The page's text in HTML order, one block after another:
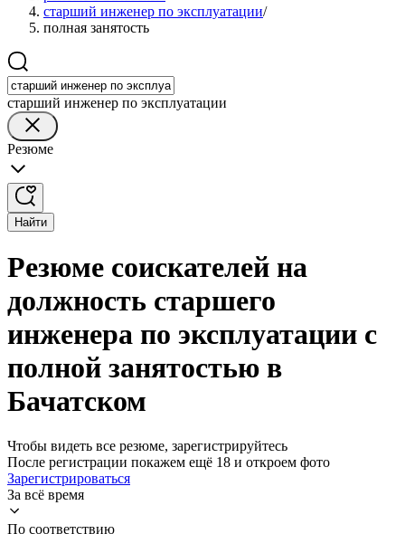
старший инженер по эксплуатации/
полная занятость
старший инженер по эксплуатации
Резюме
Найти
Резюме соискателей на
должность старшего
инженера по эксплуатации с
полной занятостью в
Бачатском
Чтобы видеть все резюме, зарегистрируйтесь
После регистрации покажем ещё 18 и откроем фото
Зарегистрироваться
За всё время
По соответствию